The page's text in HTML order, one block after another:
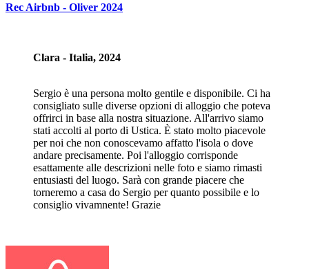
Rec Airbnb - Oliver 2024
Clara - Italia, 2024
Sergio è una persona molto gentile e disponibile. Ci ha
consigliato sulle diverse opzioni di alloggio che poteva
offrirci in base alla nostra situazione. All'arrivo siamo
stati accolti al porto di Ustica. È stato molto piacevole
per noi che non conoscevamo affatto l'isola o dove
andare precisamente. Poi l'alloggio corrisponde
esattamente alle descrizioni nelle foto e siamo rimasti
entusiasti del luogo. Sarà con grande piacere che
torneremo a casa do Sergio per quanto possibile e lo
consiglio vivamnente! Grazie